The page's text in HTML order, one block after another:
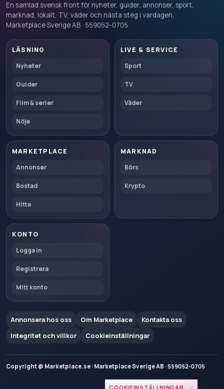
En samlad svensk front för nyheter, guider, annonser, sport,
marknad, lokalt, TV, väder och nästa steg i vardagen.
Marketplace Sverige AB · 559052-0705
LÄSNING
Nyheter
Guider
Film & serier
Nöje
LIVE & SERVICE
Sport
TV
Väder
MARKETPLACE
Annonser
Bostad
Hitta
MARKNAD
Börs
Krypto
KONTO
Logga in
Registrera
Mitt konto
Annonsera hos oss Om Marketplace
Kontakta oss
Integritet och villkor
Cookieinställningar
Copyright @ Marketplace.se · Marketplace Sverige AB · 559052-0705
COOKIEINSTÄLLNINGAR